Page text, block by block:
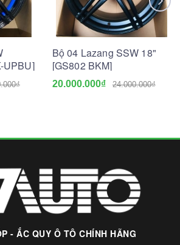
UPBU]
Bộ 04 Lazang SSW 18"
[GS802 BKM]
20.000.000₫ 24.000.000₫
- ẮC QUY Ô TÔ CHÍNH HÃNG